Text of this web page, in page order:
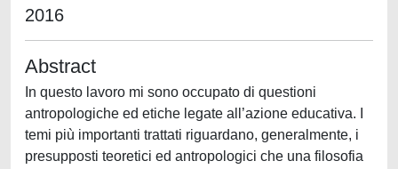
2016
Abstract
In questo lavoro mi sono occupato di questioni
antropologiche ed etiche legate all’azione educativa. I
temi più importanti trattati riguardano, generalmente, i
presupposti teoretici ed antropologici che una filosofia